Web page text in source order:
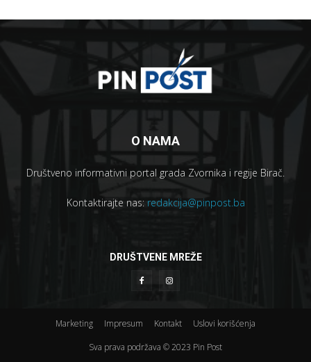
O NAMA
Društveno informativni portal grada Zvornika i regije Birač.
Kontaktirajte nas: redakcija@pinpost.ba
DRUŠTVENE MREŽE
Marketing Impresum Kontakt
Uslovi korišćenja
Sva prava podržava © 2023 Pin Post